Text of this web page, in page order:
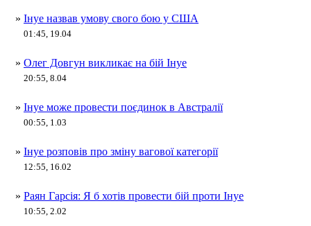
» Інуе назвав умову свого бою у США
01:45, 19.04
» Олег Довгун викликає на бій Інуе
20:55, 8.04
» Інуе може провести поєдинок в Австралії
00:55, 1.03
» Інуе розповів про зміну вагової категорії
12:55, 16.02
» Раян Гарсія: Я б хотів провести бій проти Інуе
10:55, 2.02